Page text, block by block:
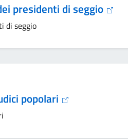
presidenti di seggio
di seggio
popolari